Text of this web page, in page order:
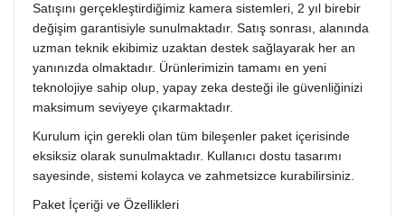
Satışını gerçekleştirdiğimiz kamera sistemleri, 2 yıl birebir
değişim garantisiyle sunulmaktadır. Satış sonrası, alanında
uzman teknik ekibimiz uzaktan destek sağlayarak her an
yanınızda olmaktadır. Ürünlerimizin tamamı en yeni
teknolojiye sahip olup, yapay zeka desteği ile güvenliğinizi
maksimum seviyeye çıkarmaktadır.
Kurulum için gerekli olan tüm bileşenler paket içerisinde
eksiksiz olarak sunulmaktadır. Kullanıcı dostu tasarımı
sayesinde, sistemi kolayca ve zahmetsizce kurabilirsiniz.
Paket İçeriği ve Özellikleri